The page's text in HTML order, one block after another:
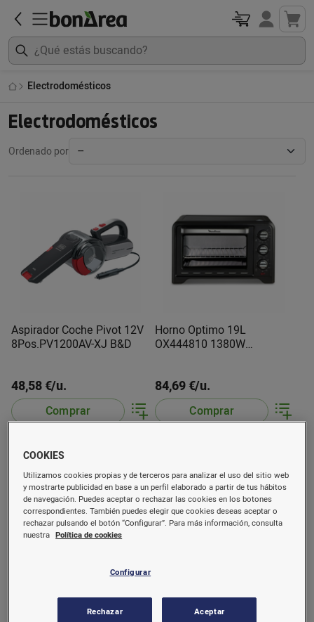
Electrodomésticos
Electrodomésticos
Ordenado por
Aspirador Coche Pivot 12V
8Pos.PV1200AV-XJ B&D
48,58 €/u.
Comprar
Horno Optimo 19L
OX444810 1380W
84,69 €/u.
Comprar
PicoloXS EDG210+3Cajas
Essenza Mini Blanca
XN1101 Krups
COOKIES
Utilizamos cookies propias y de terceros para analizar el uso del sitio web
y mostrarte publicidad en base a un perfil elaborado a partir de tus hábitos
de navegación. Puedes aceptar o rechazar las cookies en los botones
correspondientes. También puedes elegir que cookies deseas aceptar o
rechazar pulsando el botón “Configurar”. Para más información, consulta
nuestra Política de cookies
Configurar
Rechazar Aceptar